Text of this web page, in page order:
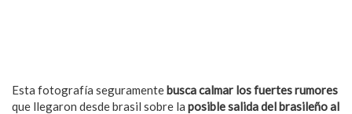
Esta fotografía seguramentebusca calmar los fuertes rumores
que llegaron desde brasil sobre la posible salida del brasileño al